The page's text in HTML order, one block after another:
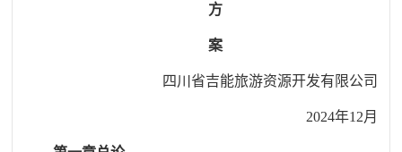
方
案
四川省吉能旅游资源开发有限公司
2024年12月